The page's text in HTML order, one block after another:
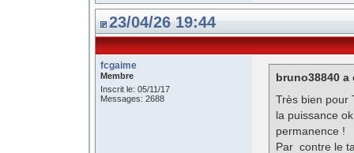
23/04/26 19:44
fcgaime
Membre
Inscrit le: 05/11/17
Messages: 2688
bruno38840 a
Très bien pour
la puissance
permanence !
Par contre le